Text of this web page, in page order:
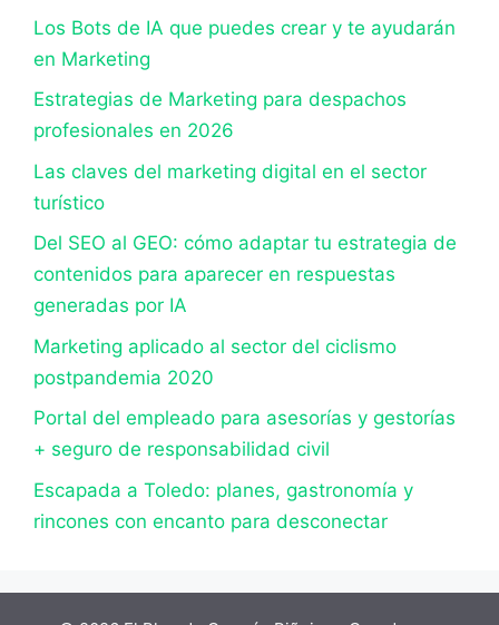
Los Bots de IA que puedes crear y te ayudarán
en Marketing
Estrategias de Marketing para despachos
profesionales en 2026
Las claves del marketing digital en el sector
turístico
Del SEO al GEO: cómo adaptar tu estrategia de
contenidos para aparecer en respuestas
generadas por IA
Marketing aplicado al sector del ciclismo
postpandemia 2020
Portal del empleado para asesorías y gestorías
+ seguro de responsabilidad civil
Escapada a Toledo: planes, gastronomía y
rincones con encanto para desconectar